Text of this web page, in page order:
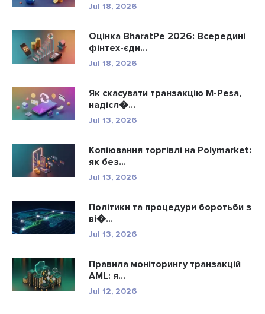
Jul 18, 2026
Оцінка BharatPe 2026: Всередині
фінтех-єди...
Jul 18, 2026
Як скасувати транзакцію M-Pesa,
надісл�...
Jul 13, 2026
Копіювання торгівлі на Polymarket:
як без...
Jul 13, 2026
Політики та процедури боротьби з
ві�...
Jul 13, 2026
Правила моніторингу транзакцій
AML: я...
Jul 12, 2026